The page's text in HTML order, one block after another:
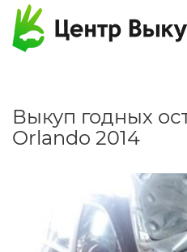
Выкуп годных
Orlando 2014